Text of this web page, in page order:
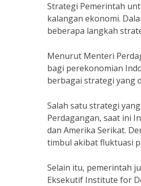
Strategi Pemerintah
kalangan ekonomi.
beberapa langkah
Menurut Menteri
bagi perekonomian
berbagai strategi yang
Salah satu strategi
Perdagangan, saat ini
dan Amerika Serikat.
timbul akibat fluktuasi
Selain itu, pemerintah
Eksekutif Institute for